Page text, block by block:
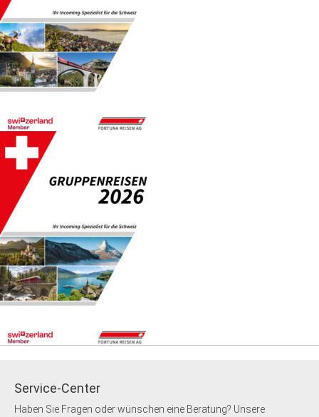
Service-Center
Haben Sie Fragen oder wünschen eine Beratung? Unsere